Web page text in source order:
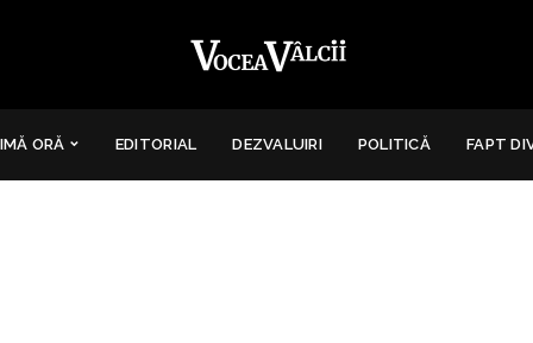
ORĂ EDITORIAL DEZVALUIRI POLITICĂ FAPT